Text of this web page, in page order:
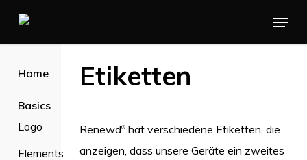
content
Menu
Home
Basics
Logo
Elements
Etiketten
Renewd®hat verschiedene Etiketten, die
anzeigen, dass unsere Geräte ein zweites